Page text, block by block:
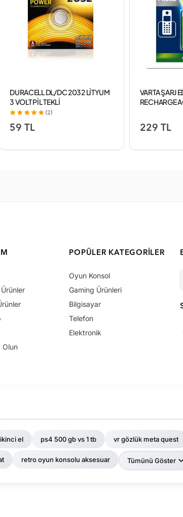
DURACELL DL/DC 2032 LİTYUM
3 VOLT PİL TEKLİ
(2)
59 TL
VARTA ŞARJ
RECHARGE
229 TL
Olun
POPÜLER KATEGORILER
Oyun Konsol
Gaming Ürünleri
Bilgisayar
Telefon
Elektronik
el ps4 500 gb vs 1 tb vr gözlük meta quest
retro oyun konsolu aksesuar Tümünü Göster